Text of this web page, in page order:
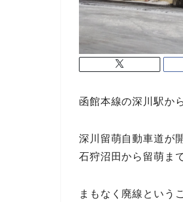
函館本線の深川駅か
深川留萌自動車道が
石狩沼田から留萌ま
まもなく廃線という